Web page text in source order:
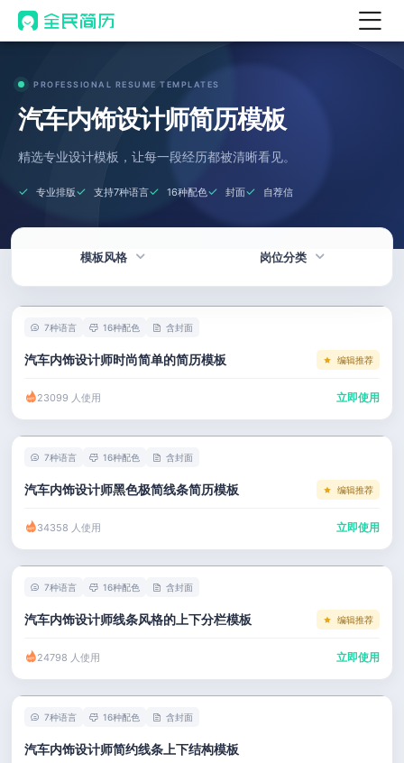
AI 生成简历
AI 优化简历
AI 翻译简历
AI 诊断简历
AI 模拟面试
AI 职场工具 New
简历模板
PROFESSIONAL RESUME TEMPLATES
汽车内饰设计师简历模板
精选专业设计模板，让每一段经历都被清晰看见。
专业排版 支持7种语言 16种配色 封面 自荐信
模板风格
简洁
应届生
左右分栏
考研复试
岗位分类
产品 / 设计
金融 / 汽车
市场 / 运营
人事 / 行政
7种语言 16种配色 含封面
汽车内饰设计师时尚简单的简历模板 编辑推荐
23099 人使用 立即使用
7种语言 16种配色 含封面
汽车内饰设计师黑色极简线条简历模板 编辑推荐
34358 人使用 立即使用
7种语言 16种配色 含封面
汽车内饰设计师线条风格的上下分栏模板 编辑推荐
24798 人使用 立即使用
7种语言 16种配色 含封面
汽车内饰设计师简约线条上下结构模板